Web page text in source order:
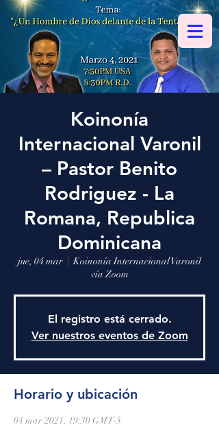
Koinonía
Internacional Varonil
– Pastor Benito
Rodriguez - La
Romana, Republica
Dominicana
jue, 04 mar
  |
Koinonía Internacional Varonil
vía Zoom
El registro está cerrado.
Ver nuestros eventos de Zoom
Horario y ubicación
04 mar 2021, 19:30 GMT-5